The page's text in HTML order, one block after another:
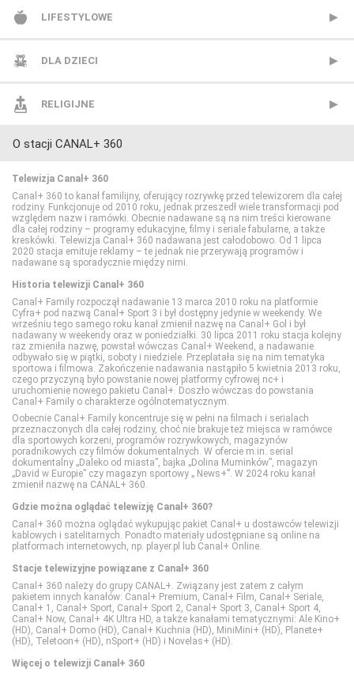
CANAL+ Sport 2
CANAL+ Sport 3
CANAL+ Sport 4
CANAL+ Sport 5
Eleven Sports 1
Eleven Sports 2
Eleven Sports 3
Eleven Sports 4
Eurosport 1
Eurosport 2
Extreme Sports Channel
Polsat Sport 2
Polsat Sport 3
Polsat Sport Extra 1
Polsat Sport Extra 2
TVN24
TVN24 Biznes i Świat
TVP Info
Wydarzenia 24
BBC Earth
CANAL+ Dokument
CBS Reality
CI Polsat
Discovery Channel
Discovery Historia
Discovery Life
Discovery Science
DTX (d. Discovery Turbo Xtra)
Fokus TV
HISTORY
ID
Nat Geo People
National Geographic
National Geographic Wild
BBC Brit
Mezzo
MTV Polska
TVP Rozrywka
LIFESTYLOWE
BBC Lifestyle
CANAL+ Domo
CANAL+ Kuchnia
Food Network
HGTV
Lifetime
Polsat Cafe
Polsat Games
Polsat Play
Polsat Rodzina
TTV
TVN Style
TVN Turbo
TVP Kobieta
DLA DZIECI
Cartoon Network
Cartoonito
Disney Channel
Disney Junior
Disney XD
MiniMini+
Nickelodeon
Nicktoons
TVP ABC
RELIGIJNE
TV Trwam
O stacji CANAL+ 360
Telewizja Canal+ 360
Canal+ 360 to kanał familijny, oferujący rozrywkę przed telewizorem dla całej
rodziny. Funkcjonuje od 2010 roku, jednak przeszedł wiele transformacji pod
względem nazw i ramówki. Obecnie nadawane są na nim treści kierowane
dla całej rodziny – programy edukacyjne, filmy i seriale fabularne, a także
kreskówki. Telewizja Canal+ 360 nadawana jest całodobowo. Od 1 lipca
2020 stacja emituje reklamy – te jednak nie przerywają programów i
nadawane są sporadycznie między nimi.
Historia telewizji Canal+ 360
Canal+ Family rozpoczął nadawanie 13 marca 2010 roku na platformie
Cyfra+ pod nazwą Canal+ Sport 3 i był dostępny jedynie w weekendy. We
wrześniu tego samego roku kanał zmienił nazwę na Canal+ Gol i był
nadawany w weekendy oraz w poniedziałki. 30 lipca 2011 roku stacja kolejny
raz zmieniła nazwę, powstał wówczas Canal+ Weekend, a nadawanie
odbywało się w piątki, soboty i niedziele. Przeplatała się na nim tematyka
sportowa i filmowa. Zakończenie nadawania nastąpiło 5 kwietnia 2013 roku,
czego przyczyną było powstanie nowej platformy cyfrowej nc+ i
uruchomienie nowego pakietu Canal+. Doszło wówczas do powstania
Canal+ Family o charakterze ogólnotematycznym.
Oobecnie Canal+ Family koncentruje się w pełni na filmach i serialach
przeznaczonych dla całej rodziny, choć nie brakuje też miejsca w ramówce
dla sportowych korzeni, programów rozrywkowych, magazynów
poradnikowych czy filmów dokumentalnych. W ofercie m.in. serial
dokumentalny „Daleko od miasta”, bajka „Dolina Muminków”, magazyn
„David w Europie” czy magazyn sportowy „ News+”. W 2024 roku kanał
zmienił nazwę na CANAL+ 360.
Gdzie można oglądać telewizję Canal+ 360?
Canal+ 360 można oglądać wykupując pakiet Canal+ u dostawców telewizji
kablowych i satelitarnych. Ponadto materiały udostępniane są online na
platformach internetowych, np. player.pl lub Canal+ Online.
Stacje telewizyjne powiązane z Canal+ 360
Canal+ 360 należy do grupy CANAL+. Związany jest zatem z całym
pakietem innych kanałów: Canal+ Premium, Canal+ Film, Canal+ Seriale,
Canal+ 1, Canal+ Sport, Canal+ Sport 2, Canal+ Sport 3, Canal+ Sport 4,
Canal+ Now, Canal+ 4K Ultra HD, a także kanałami tematycznymi: Ale Kino+
(HD), Canal+ Domo (HD), Canal+ Kuchnia (HD), MiniMini+ (HD), Planete+
(HD), Teletoon+ (HD), nSport+ (HD) i Novelas+ (HD).
Więcej o telewizji Canal+ 360